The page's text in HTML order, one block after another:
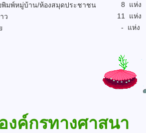
มพ์หมู่บ้าน/ห้องสมุดประชาชน
8 แห่ง
ว
11 แห่ง
- แห่ง
งค์กรทางศาสนา